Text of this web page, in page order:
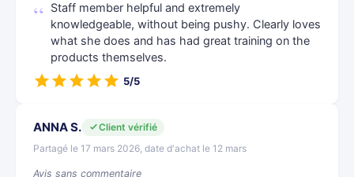
Staff member helpful and extremely
knowledgeable, without being pushy. Clearly loves
what she does and has had great training on the
products themselves.
5/5
ANNA S.
Client vérifié
Partagé le 17 mars 2026, date d'achat le 12 mars
Avis sans commentaire